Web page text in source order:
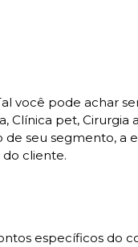
você pode achar
Clínica pet, Cirurgia
de seu segmento, a
cliente.
específicos do